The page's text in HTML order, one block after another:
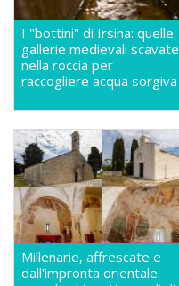
I "bottini" di Irsina: quelle
gallerie medievali scavate
nella roccia per
raccogliere acqua sorgiva
Millenarie, affrescate e
dall'impronta orientale: